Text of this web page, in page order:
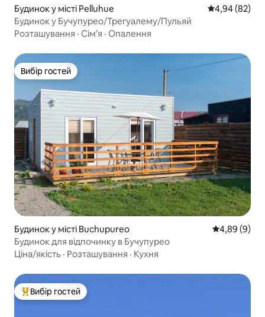
Будинок у місті Pelluhue Середня
4,94 (82)
Будинок у Бучупурео/Трегуалему/Пульяй
Розташування · Сім’я · Опалення
Вибір гостей
Вибір гостей
Будинок у місті Buchupureo Середня
4,89 (9)
Будинок для відпочинку в Бучупурео
Ціна/якість · Розташування · Кухня
Топ вибір гостей
Вибір гостей